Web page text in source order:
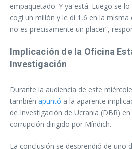
empaquetado. Y ya está. Luego se lo
cogí un millón y le di 1,6 en la
no es precisamente un placer”,
Implicación de la Oficina
Investigación
Durante la audiencia de este
también apuntó a la aparente
de Investigación de Ucrania (DBR)
corrupción dirigido por Míndich.
La conclusión se desprendió de uno